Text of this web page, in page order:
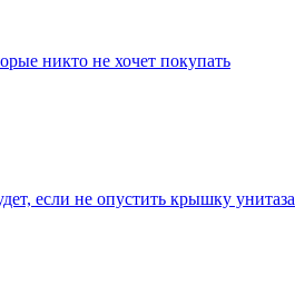
никто не хочет покупать
если не опустить крышку унитаза